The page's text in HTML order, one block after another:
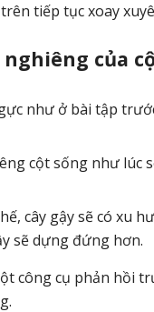
tiếp tục xoay
của
như ở bài tập
cột sống như lúc
cây gậy sẽ có xu
sẽ dựng đứng hơn.
công cụ phản hồi